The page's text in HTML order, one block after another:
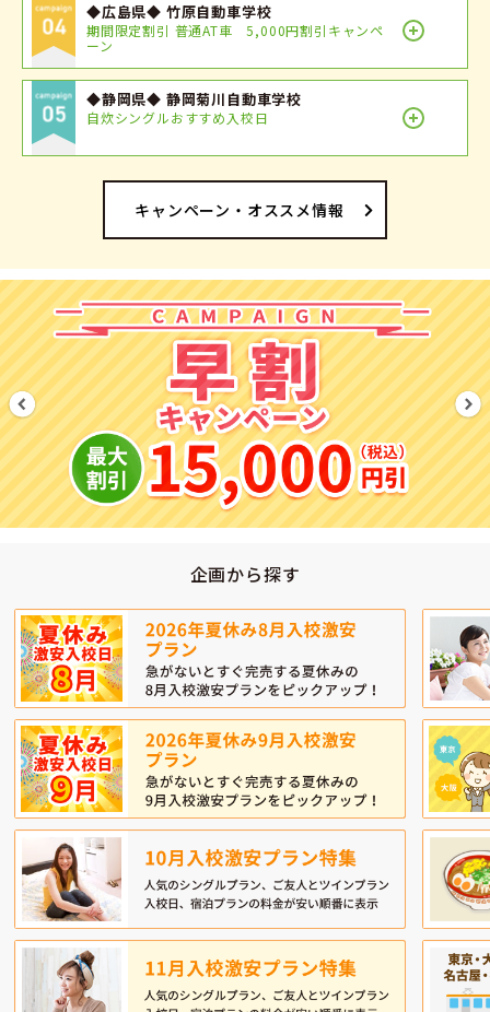
◆広島県◆ 竹原自動車学校
期間限定割引 普通AT車 5,000円割引キャンペ
ーン
◆静岡県◆ 静岡菊川自動車学校
自炊シングルおすすめ入校日
キャンペーン・オススメ情報
企画から探す